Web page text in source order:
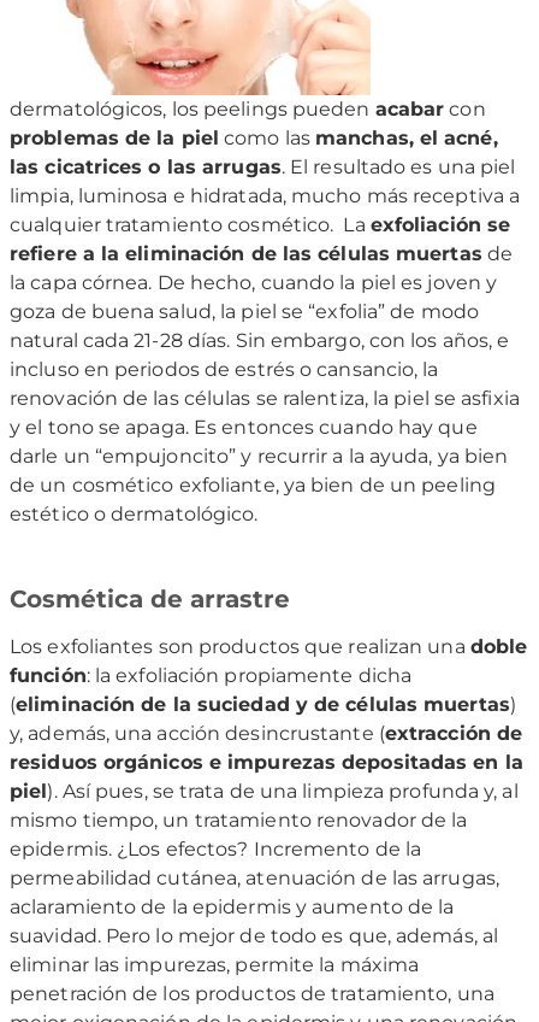
dermatológicos, los peelings pueden acabar con
problemas de la piel como las manchas, el acné,
las cicatrices o las arrugas. El resultado es una piel
limpia, luminosa e hidratada, mucho más receptiva a
cualquier tratamiento cosmético. La exfoliación se
refiere a la eliminación de las células muertas de
la capa córnea. De hecho, cuando la piel es joven y
goza de buena salud, la piel se “exfolia” de modo
natural cada 21-28 días. Sin embargo, con los años, e
incluso en periodos de estrés o cansancio, la
renovación de las células se ralentiza, la piel se asfixia
y el tono se apaga. Es entonces cuando hay que
darle un “empujoncito” y recurrir a la ayuda, ya bien
de un cosmético exfoliante, ya bien de un peeling
estético o dermatológico.
Cosmética de arrastre
Los exfoliantes son productos que realizan una doble
función: la exfoliación propiamente dicha
(eliminación de la suciedad y de células muertas)
y, además, una acción desincrustante (extracción de
residuos orgánicos e impurezas depositadas en la
piel). Así pues, se trata de una limpieza profunda y, al
mismo tiempo, un tratamiento renovador de la
epidermis. ¿Los efectos? Incremento de la
permeabilidad cutánea, atenuación de las arrugas,
aclaramiento de la epidermis y aumento de la
suavidad. Pero lo mejor de todo es que, además, al
eliminar las impurezas, permite la máxima
penetración de los productos de tratamiento, una